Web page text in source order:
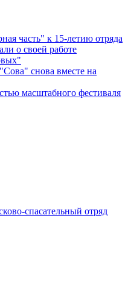
часть" к 15-летию отряда
о своей работе
снова вместе на
масштабного фестиваля
спасательный отряд